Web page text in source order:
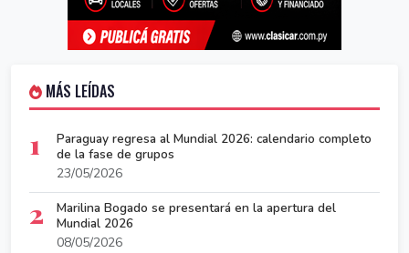
MÁS LEÍDAS
1
Paraguay regresa al Mundial 2026: calendario completo
de la fase de grupos
23/05/2026
2
Marilina Bogado se presentará en la apertura del
Mundial 2026
08/05/2026